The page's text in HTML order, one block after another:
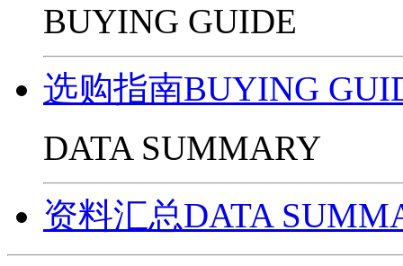
BUYING GUIDE
选购指南BUYING
DATA SUMMARY
资料汇总DATA